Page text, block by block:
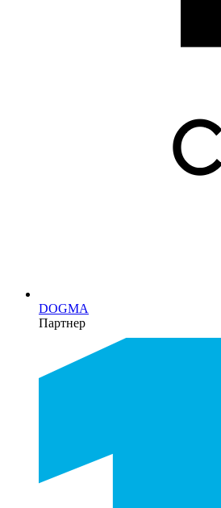
DOGMA
Партнер